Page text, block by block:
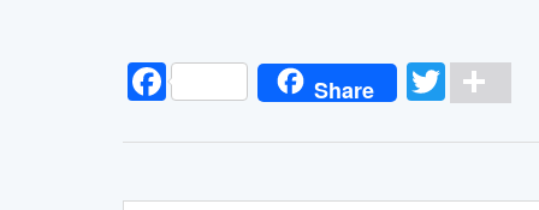
FacebookShare Twitter